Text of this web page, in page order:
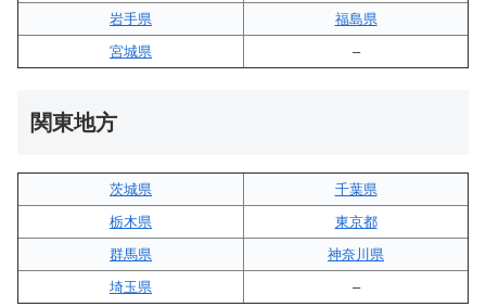
岩手県
福島県
宮城県
–
関東地方
茨城県
千葉県
栃木県
東京都
群馬県
神奈川県
埼玉県
–